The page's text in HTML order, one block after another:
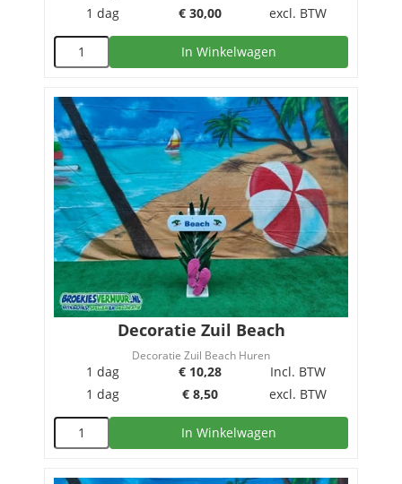
1 dag
€ 30,00 excl. BTW
In Winkelwagen
Decoratie Zuil Beach
Decoratie Zuil Beach Huren
1 dag € 10,28
Incl. BTW
1 dag
€ 8,50 excl. BTW
In Winkelwagen